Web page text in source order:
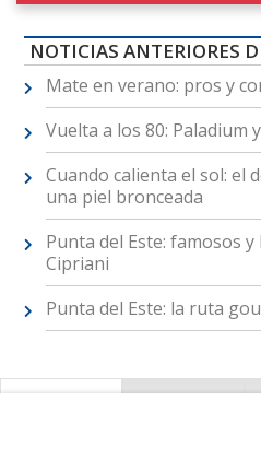
NOTICIAS ANTERIORES
Mate en verano: pros y
Vuelta a los 80: Paladium
Cuando calienta el sol: el
una piel bronceada
Punta del Este: famosos
Cipriani
Punta del Este: la ruta